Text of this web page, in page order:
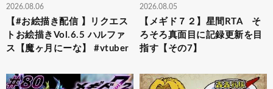
2026.08.06
【#お絵描き配信 】リクエス
トお絵描きVol.6.5 ハルファ
ス【魔ヶ月にーな】 #vtuber
2026.08.05
【メギド７２】星間RTA そ
ろそろ真面目に記録更新を目
指す【その7】